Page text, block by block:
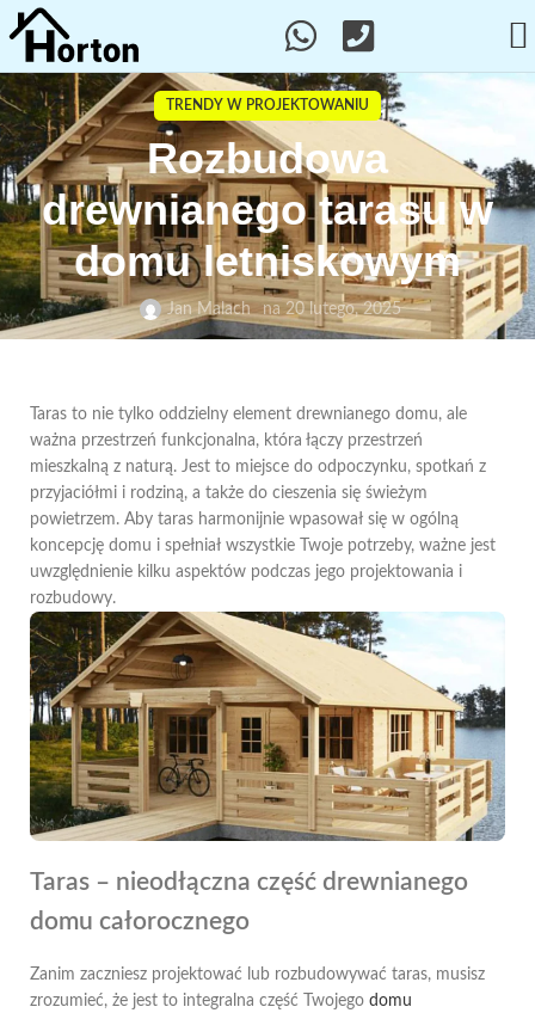
TRENDY W PROJEKTOWANIU
Rozbudowa
drewnianego tarasu w
domu letniskowym
Jan Malach na 20 lutego, 2025
Taras to nie tylko oddzielny element drewnianego domu, ale
ważna przestrzeń funkcjonalna, która łączy przestrzeń
mieszkalną z naturą. Jest to miejsce do odpoczynku, spotkań z
przyjaciółmi i rodziną, a także do cieszenia się świeżym
powietrzem. Aby taras harmonijnie wpasował się w ogólną
koncepcję domu i spełniał wszystkie Twoje potrzeby, ważne jest
uwzględnienie kilku aspektów podczas jego projektowania i
rozbudowy.
Taras – nieodłączna część drewnianego
domu całorocznego
Zanim zaczniesz projektować lub rozbudowywać taras, musisz
zrozumieć, że jest to integralna część Twojego domu